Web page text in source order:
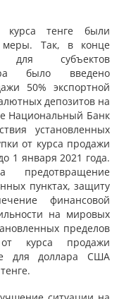
курса тенге были
меры. Так, в конце
субъектов
было введено
50% экспортной
депозитов на
Национальный Банк
установленных
от курса продажи
1 января 2021 года.
пунктах, защиту
финансовой
на мировых
пределов
курса продажи
для доллара США